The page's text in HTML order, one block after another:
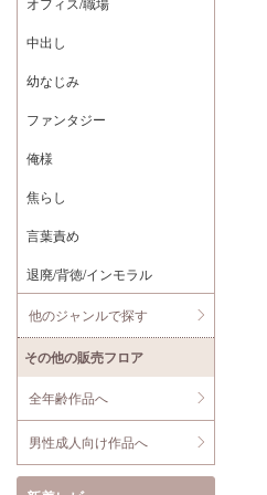
中出し
幼なじみ
ファンタジー
俺様
焦らし
言葉責め
退廃/背徳/インモラル
他のジャンルで探す
その他の販売フロア
全年齢作品へ
男性成人向け作品へ